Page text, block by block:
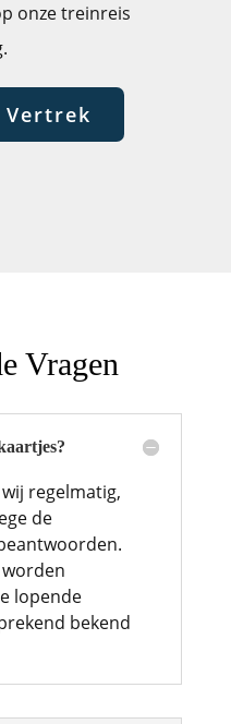
onze treinreis
Vertrek
Vragen
regelmatig,
de
lopende
bekend